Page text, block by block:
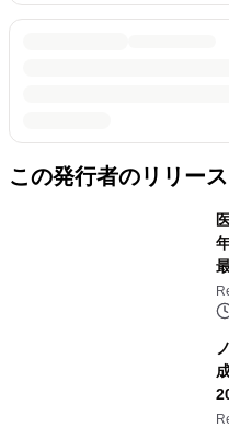
この発行者のリリース